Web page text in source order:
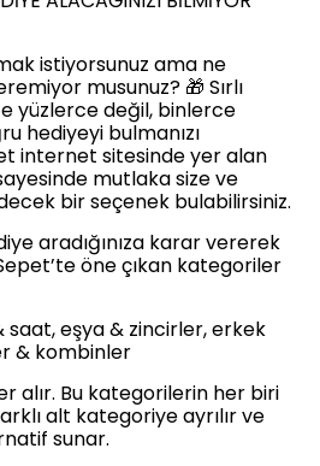
istiyorsunuz ama ne
musunuz? 🎁 Sırlı
yüzlerce değil, binlerce
hediyeyi bulmanızı
internet sitesinde yer alan
mutlaka size ve
bir seçenek bulabilirsiniz.
aradığınıza karar vererek
öne çıkan kategoriler
saat, eşya & zincirler, erkek
& kombinler
alır. Bu kategorilerin her biri
alt kategoriye ayrılır ve
sunar.